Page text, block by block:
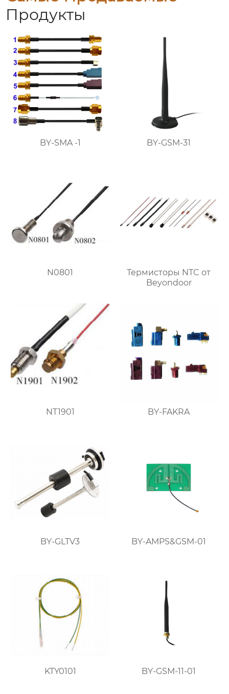
Продукты
BY-SMA -1 BY-GSM-31
N0801
Термисторы NTC от
Beyondoor
NT1901 BY-FAKRA
BY-GLTV3 BY-AMPS&GSM-01
KTY0101 BY-GSM-11-01